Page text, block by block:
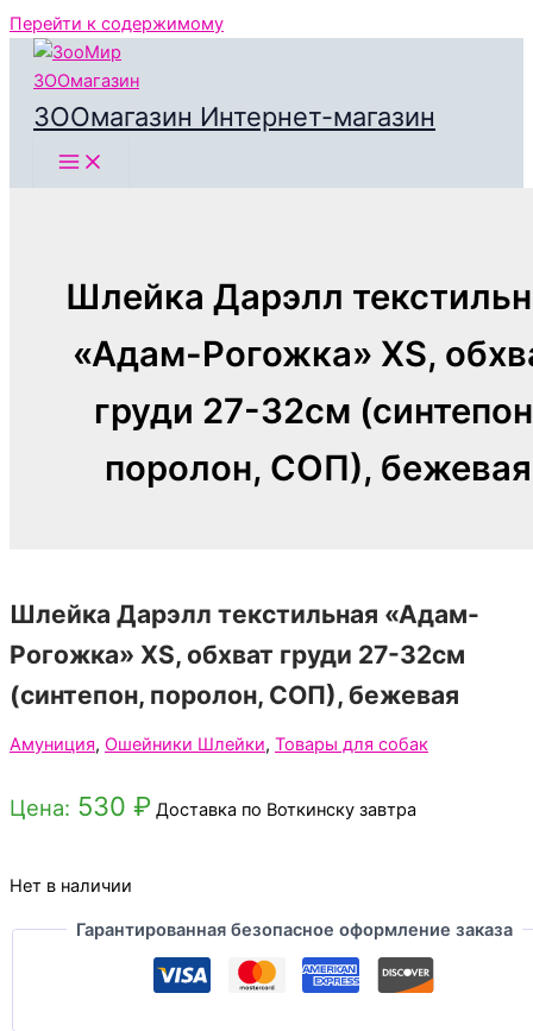
Перейти к содержимому
ЗООмагазин Интернет-магазин
Шлейка Дарэлл
«Адам-Рогожка» XS,
груди 27-32см
поролон, СОП), бежевая
Шлейка Дарэлл текстильная «Адам-
Рогожка» XS, обхват груди 27-32см
(синтепон, поролон, СОП), бежевая
Амуниция, Ошейники Шлейки, Товары для собак
Цена: 530 ₽ Доставка по Воткинску завтра
Нет в наличии
Гарантированная безопасное оформление заказа